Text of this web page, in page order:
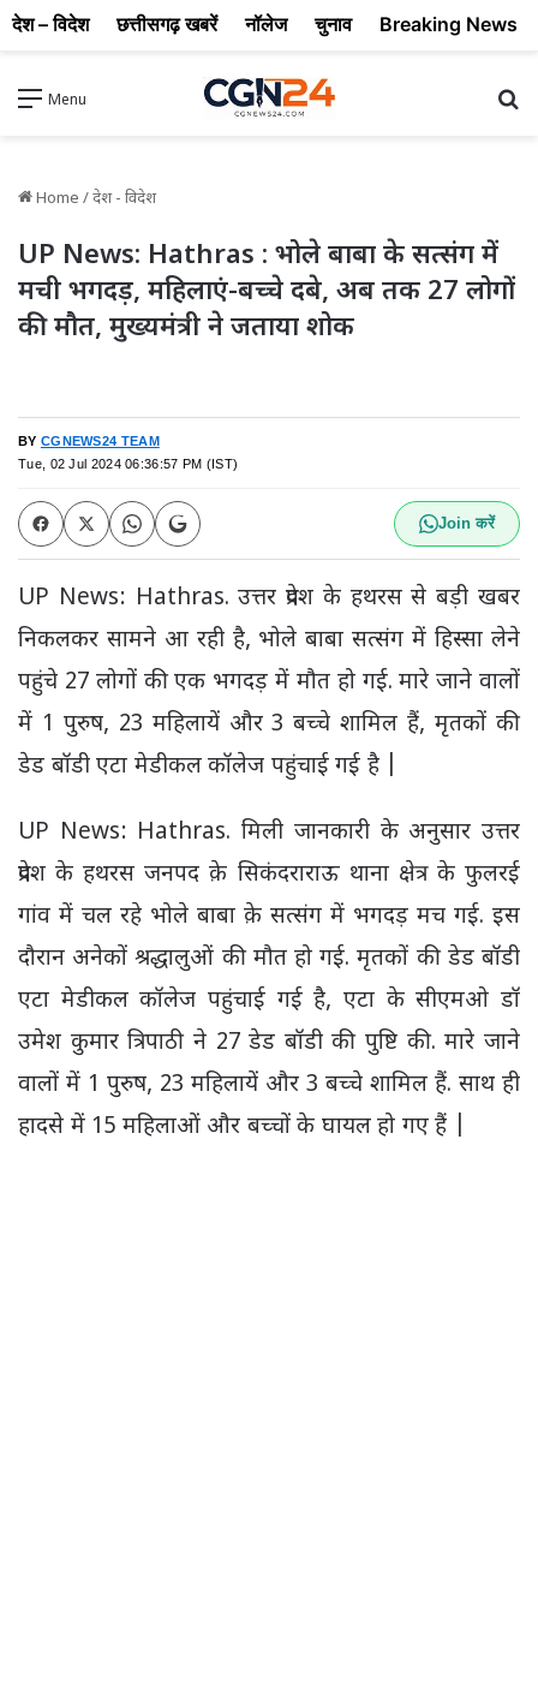
Menu
Home /देश - विदेश
UP News: Hathras : भोले बाबा के सत्संग में
मची भगदड़, महिलाएं-बच्चे दबे, अब तक 27 लोगों
की मौत, मुख्यमंत्री ने जताया शोक
BY CGNEWS24 TEAM
Tue, 02 Jul 2024 06:36:57 PM (IST)
Join करें
UP News: Hathras. उत्तर प्रदेश के हथरस से बड़ी खबर
निकलकर सामने आ रही है, भोले बाबा सत्संग में हिस्सा लेने
पहुंचे 27 लोगों की एक भगदड़ में मौत हो गई. मारे जाने वालों
में 1 पुरुष, 23 महिलायें और 3 बच्चे शामिल हैं, मृतकों की
डेड बॉडी एटा मेडीकल कॉलेज पहुंचाई गई है |
UP News: Hathras. मिली जानकारी के अनुसार उत्तर
प्रदेश के हथरस जनपद क़े सिकंदराराऊ थाना क्षेत्र के फुलरई
गांव में चल रहे भोले बाबा क़े सत्संग में भगदड़ मच गई. इस
दौरान अनेकों श्रद्धालुओं की मौत हो गई. मृतकों की डेड बॉडी
एटा मेडीकल कॉलेज पहुंचाई गई है, एटा के सीएमओ डॉ
उमेश कुमार त्रिपाठी ने 27 डेड बॉडी की पुष्टि की. मारे जाने
वालों में 1 पुरुष, 23 महिलायें और 3 बच्चे शामिल हैं. साथ ही
हादसे में 15 महिलाओं और बच्चों के घायल हो गए हैं |
देश – विदेश छत्तीसगढ़ खबरें नॉलेज चुनाव Breaking News